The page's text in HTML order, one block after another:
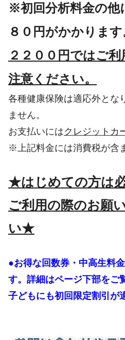
※初回分析料金の他
８０円がかかります
２２００円ではご
注意ください。
各種健康保険は適応外とな
ません。
お支払いにはクレジットカ
※上記料金には消費税が含
★はじめての方は
ご利用の際のお願
い★
●お得な回数券・中高生料
す。詳細はページ下部をご
子どもにも初回限定割引が